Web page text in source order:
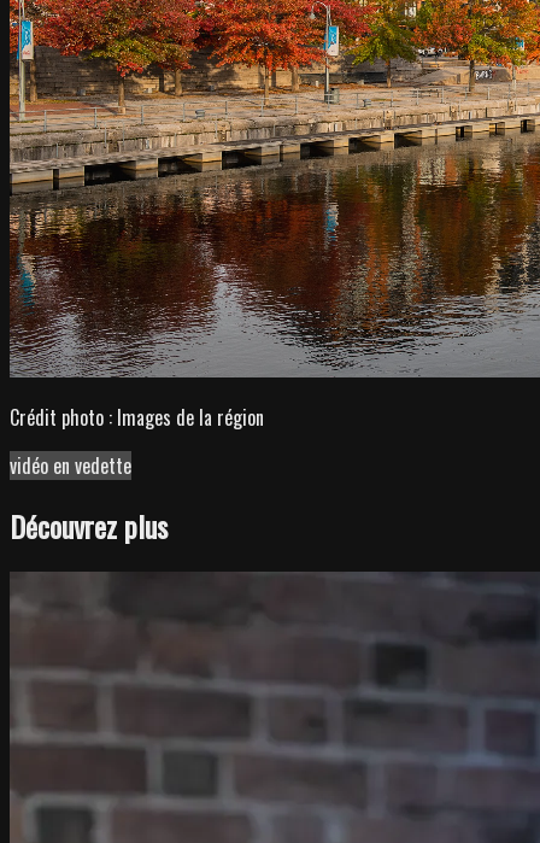
Crédit photo : Images de la région
vidéo en vedette
Découvrez plus